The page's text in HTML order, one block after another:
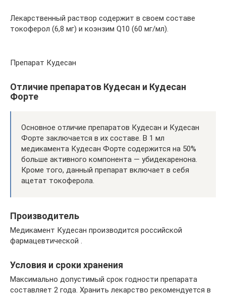
Лекарственный раствор содержит в своем составе
токоферол (6,8 мг) и коэнзим Q10 (60 мг/мл).
Препарат Кудесан
Отличие препаратов Кудесан и Кудесан
Форте
Основное отличие препаратов Кудесан и Кудесан
Форте заключается в их составе. В 1 мл
медикамента Кудесан Форте содержится на 50%
больше активного компонента — убидекаренона.
Кроме того, данный препарат включает в себя
ацетат токоферола.
Производитель
Медикамент Кудесан производится российской
фармацевтической .
Условия и сроки хранения
Максимально допустимый срок годности препарата
составляет 2 года. Хранить лекарство рекомендуется в